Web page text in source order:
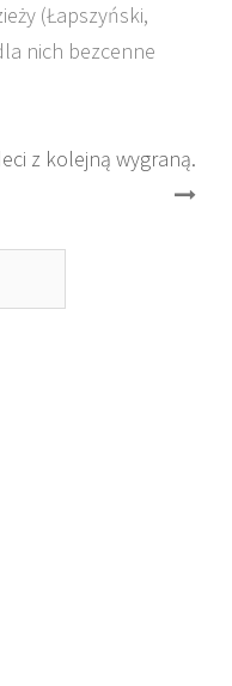
(Łapszyński,
nich bezcenne
z kolejną wygraną.